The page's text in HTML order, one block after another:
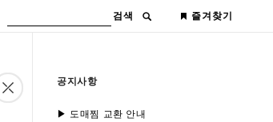
검색 즐겨찾기
공지사항
▶ 도매찜 교환 안내